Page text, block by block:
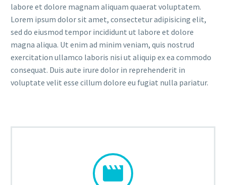
labore et dolore magnam aliquam quaerat voluptatem.
Lorem ipsum dolor sit amet, consectetur adipisicing elit,
sed do eiusmod tempor incididunt ut labore et dolore
magna aliqua. Ut enim ad minim veniam, quis nostrud
exercitation ullamco laboris nisi ut aliquip ex ea commodo
consequat. Duis aute irure dolor in reprehenderit in
voluptate velit esse cillum dolore eu fugiat nulla pariatur.

